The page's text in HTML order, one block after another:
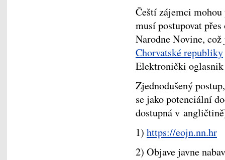
Čeští zájemci mohou
musí postupovat
Narodne Novine,
Chorvatské republiky
Elektronički oglasnik
Zjednodušený
se jako potenciální
dostupná v
1) https://eojn.nn.hr
2) Objave javne